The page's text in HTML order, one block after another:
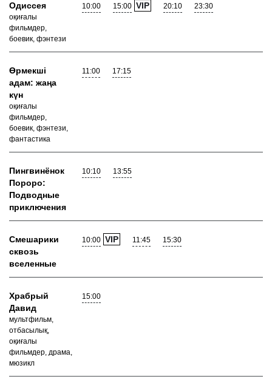
Одиссея
оқиғалы
фильмдер,
боевик, фэнтези
10:00 15:00 VIP 20:10 23:30
Өрмекші
адам: жаңа
күн
оқиғалы
фильмдер,
боевик, фэнтези,
фантастика
11:00 17:15
Пингвинёнок
Пороро:
Подводные
приключения
10:10 13:55
Смешарики
сквозь
вселенные
10:00 VIP 11:45 15:30
Храбрый
Давид
мультфильм,
отбасылық,
оқиғалы
фильмдер, драма,
мюзикл
15:00